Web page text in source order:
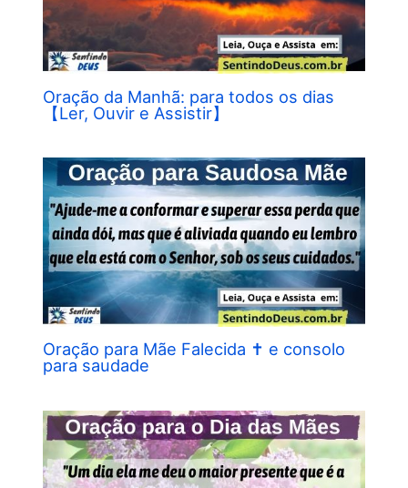
Oração da Manhã: para todos os dias
【Ler, Ouvir e Assistir】
Oração para Mãe Falecida ✝︎ e consolo
para saudade